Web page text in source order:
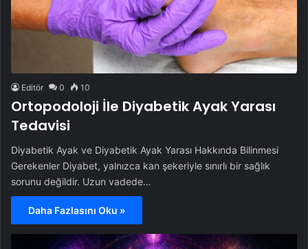
Editör 0 10
Ortopodoloji İle Diyabetik Ayak Yarası
Tedavisi
Diyabetik Ayak ve Diyabetik Ayak Yarası Hakkında Bilinmesi
Gerekenler Diyabet, yalnızca kan şekeriyle sınırlı bir sağlık
sorunu değildir. Uzun vadede…
Daha Fazlasını Oku »